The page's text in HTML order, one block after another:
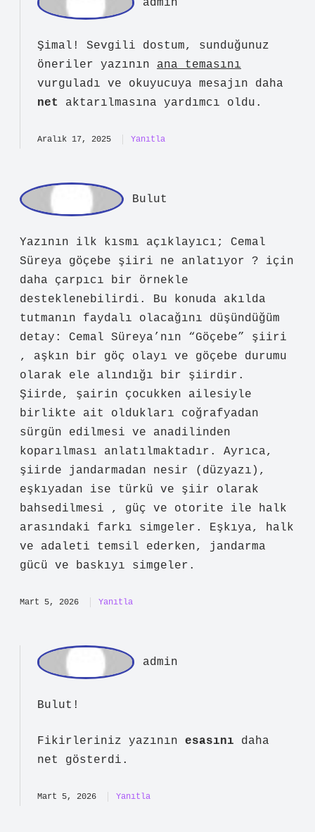
baskıyı simgeler.
Aralık 17, 2025 Yanıtla
min
Şimal! Sevgili dostum, sunduğunuz
öneriler yazınınana temasını
vurguladı ve okuyucuya mesajın daha
netaktarılmasına yardımcı oldu.
Aralık 17, 2025 Yanıtla
Bu
lut
Yazının ilk kısmı açıklayıcı; Cemal
Süreya göçebe şiiri ne anlatıyor ? için
daha çarpıcı bir örnekle
desteklenebilirdi. Bu konuda akılda
tutmanın faydalı olacağını düşündüğüm
detay: Cemal Süreya’nın “Göçebe” şiiri
, aşkın bir göç olayı ve göçebe durumu
olarak ele alındığı bir şiirdir.
Şiirde, şairin çocukken ailesiyle
sürgün edilmesi ve anadilinden
eşkıyadan ise türkü ve şiir olarak
bahsedilmesi , güç ve otorite ile halk
arasındaki farkı simgeler. Eşkıya, halk
gücü ve baskıyı simgeler.